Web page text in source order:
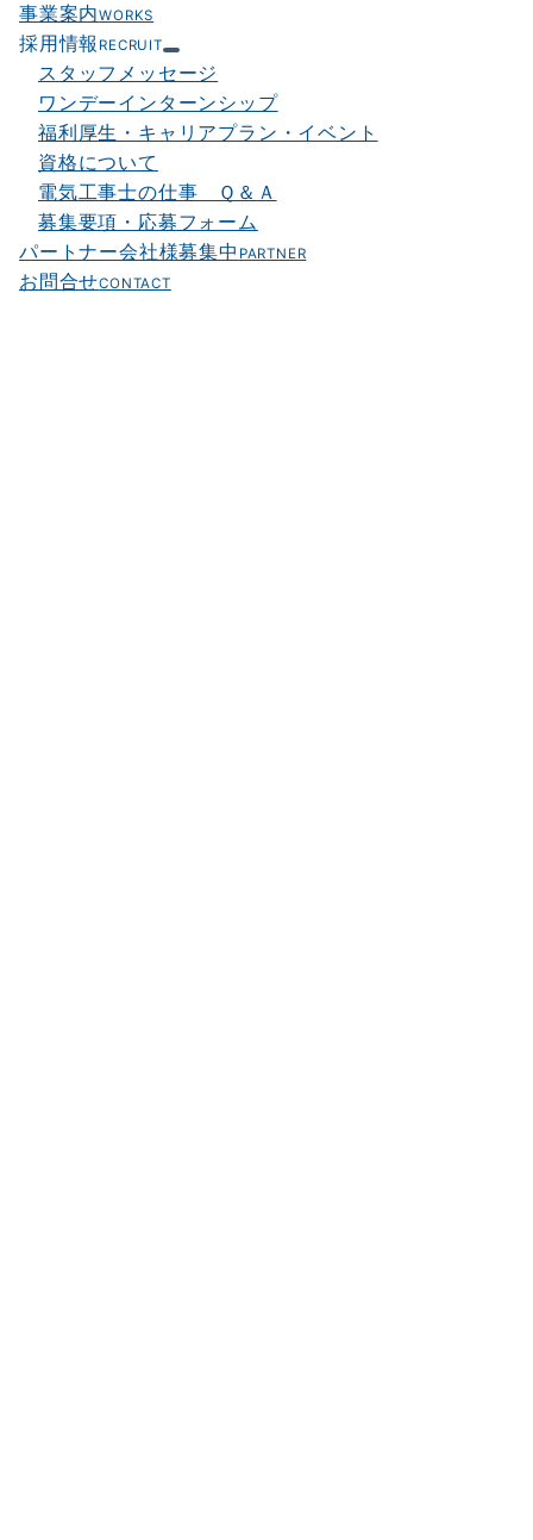
事業案内WORKS
採用情報 RECRUIT
スタッフメッセージ
ワンデーインターンシップ
福利厚生・キャリアプラン・イベント
資格について
電気工事士の仕事 Ｑ＆Ａ
募集要項・応募フォーム
パートナー会社様募集中 PARTNER
お問合せCONTACT